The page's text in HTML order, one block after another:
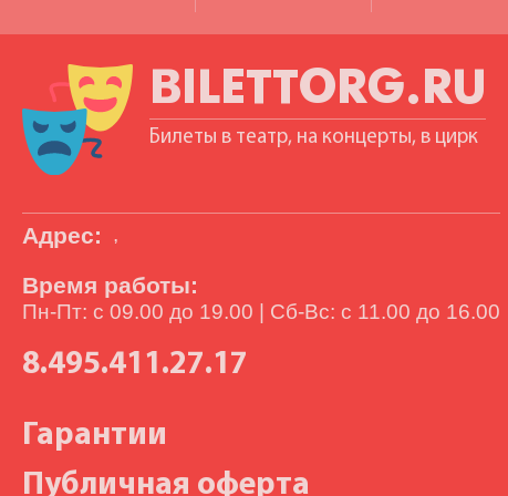
BILETTORG.RU
Билеты в театр, на концерты, в цирк
Адрес: ,
Время работы:
Пн-Пт: с 09.00 до 19.00 | Сб-Вс: с 11.00 до 16.00
8.495.411.27.17
Гарантии
Публичная оферта